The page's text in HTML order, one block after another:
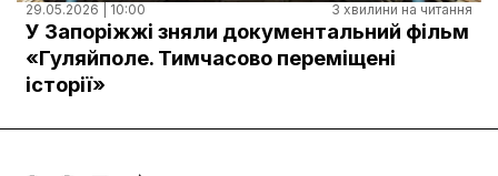
Правила використання матеріалів
Документи
29.05.2026 | 10:00 3 хвилини на читання
У Запоріжжі зняли документальний фільм
«Гуляйполе. Тимчасово переміщені
історії»